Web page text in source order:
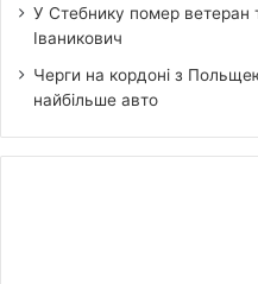
У Стебнику помер ветеран
Іваникович
Черги на кордоні з
найбільше авто